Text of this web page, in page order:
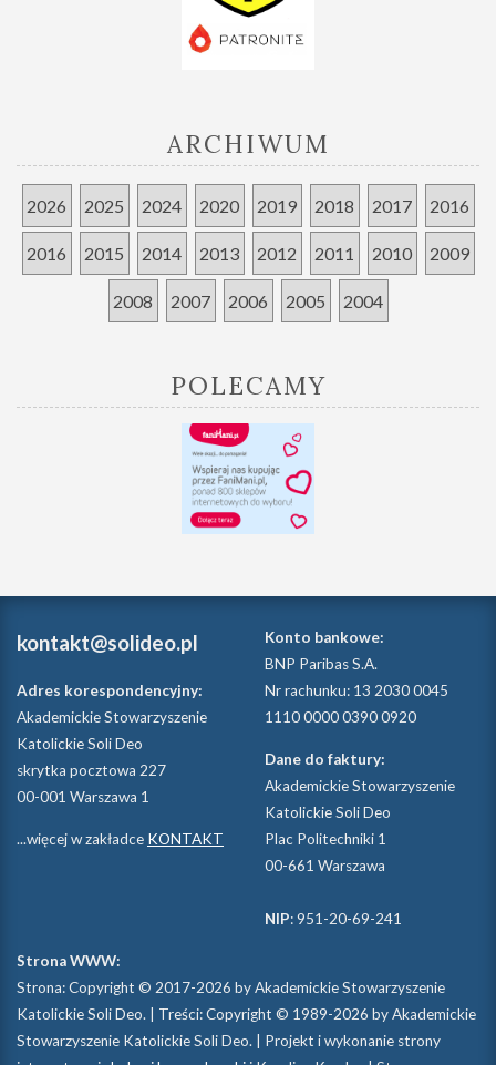
ARCHIWUM
2026 2025 2024 2020 2019 2018 2017 2016
2016 2015 2014 2013 2012 2011 2010 2009
2008 2007 2006 2005 2004
POLECAMY
kontakt@solideo.pl
Adres korespondencyjny:
Akademickie Stowarzyszenie
Katolickie Soli Deo
skrytka pocztowa 227
00-001 Warszawa 1
...więcej w zakładce KONTAKT
Konto bankowe:
BNP Paribas S.A.
Nr rachunku: 13 2030 0045
1110 0000 0390 0920
Dane do faktury:
Akademickie Stowarzyszenie
Katolickie Soli Deo
Plac Politechniki 1
00-661 Warszawa
NIP: 951-20-69-241
Strona WWW:
Strona: Copyright © 2017-2026 by Akademickie Stowarzyszenie
Katolickie Soli Deo. | Treści: Copyright © 1989-2026 by Akademickie
Stowarzyszenie Katolickie Soli Deo. | Projekt i wykonanie strony